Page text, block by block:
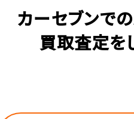
カーセブンで
買取査定を